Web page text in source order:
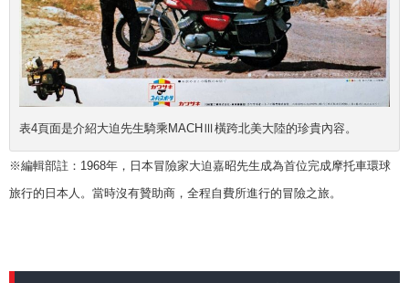
表4頁面是介紹大迫先生騎乘MACHⅢ橫跨北美大陸的珍貴內容。
※編輯部註：1968年，日本冒險家大迫嘉昭先生成為首位完成摩托車環球
旅行的日本人。當時沒有贊助商，全程自費所進行的冒險之旅。